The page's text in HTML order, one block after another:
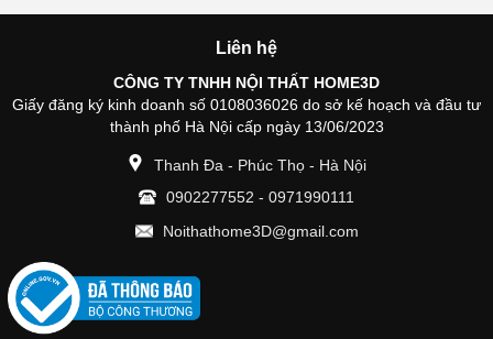
Liên hệ
CÔNG TY TNHH NỘI THẤT HOME3D
Giấy đăng ký kinh doanh số 0108036026 do sở kế hoạch và đầu tư
thành phố Hà Nội cấp ngày 13/06/2023
Thanh Đa - Phúc Thọ - Hà Nội
0902277552 - 0971990111
Noithathome3D@gmail.com